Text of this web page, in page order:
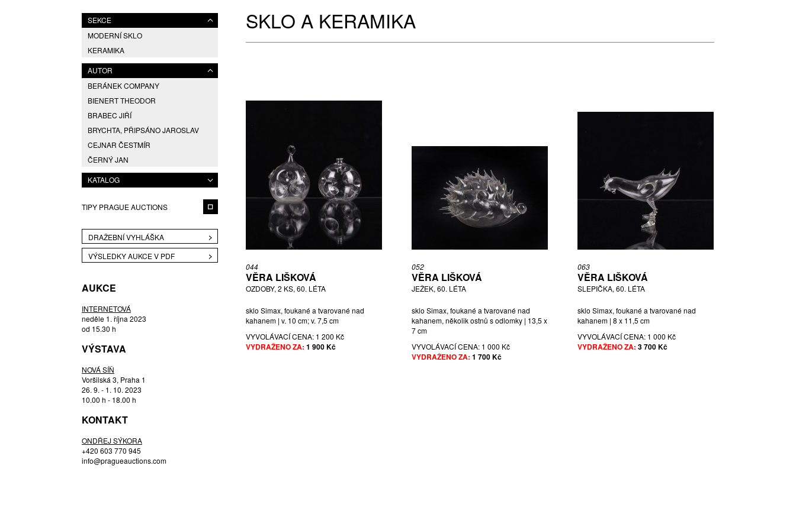
SEKCE
MODERNÍ SKLO
KERAMIKA
AUTOR
BERÁNEK COMPANY
BIENERT THEODOR
BRABEC JIŘÍ
BRYCHTA, PŘIPSÁNO JAROSLAV
CEJNAR ČESTMÍR
ČERNÝ JAN
DOLEŽAL JINDŘICH
EISCH ERWIN
EXNAR JAN
GALLÉ
HANUŠ VÁCLAV
HLAVA PAVEL
HLOUŠEK, PŘIPSÁNO RUDOLF
HONZÍK ST. STANISLAV
HOSPODKA JOSEF
KAREL JIŘÍ
KLEIN VLADIMÍR
KOŇAŘÍK JAN
LÍPA OLDŘICH
LIŠKOVÁ VĚRA
MACHOVSKÁ HANA
MALIVÁNEK KAREL
KATALOG
TIPY PRAGUE AUCTIONS
DRAŽEBNÍ VYHLÁŠKA
VÝSLEDKY AUKCE V PDF
AUKCE
INTERNETOVÁ
neděle 1. října 2023
od 15.30 h
VÝSTAVA
NOVÁ SÍŇ
Voršilská 3, Praha 1
26. 9. - 1. 10. 2023
10.00 h - 18.00 h
KONTAKT
ONDŘEJ SÝKORA
+420 603 770 945
info@pragueauctions.com
SKLO A KERAMIKA
044
VĚRA LIŠKOVÁ
OZDOBY, 2 KS, 60. LÉTA
sklo Simax, foukané a tvarované nad
kahanem | v. 10 cm; v. 7,5 cm
VYVOLÁVACÍ CENA: 1 200 Kč
VYDRAŽENO ZA: 1 900 Kč
052
VĚRA LIŠKOVÁ
JEŽEK, 60. LÉTA
sklo Simax, foukané a tvarované nad
kahanem, několik ostnů s odlomky | 13,5 x
7 cm
VYVOLÁVACÍ CENA: 1 000 Kč
VYDRAŽENO ZA: 1 700 Kč
063
VĚRA LIŠKOVÁ
SLEPIČKA, 60. LÉTA
sklo Simax, foukané a tvarované nad
kahanem | 8 x 11,5 cm
VYVOLÁVACÍ CENA: 1 000 Kč
VYDRAŽENO ZA: 3 700 Kč